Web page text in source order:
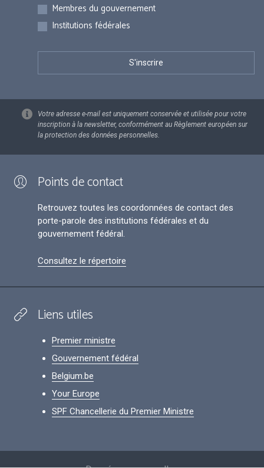
Membres du gouvernement
Institutions fédérales
Votre adresse e-mail est uniquement conservée et utilisée pour votre
inscription à la newsletter, conformément au Règlement européen sur
la protection des données personnelles.
Points de contact
Retrouvez toutes les coordonnées de contact des
porte-parole des institutions fédérales et du
gouvernement fédéral.
Consultez le répertoire
Liens utiles
Premier ministre
Gouvernement fédéral
Belgium.be
Your Europe
SPF Chancellerie du Premier Ministre